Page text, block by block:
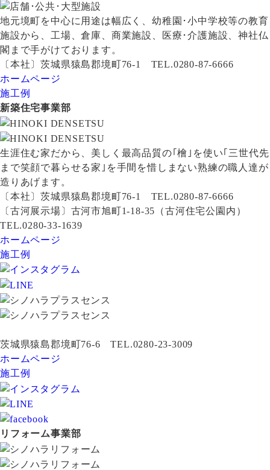
地元境町を中心に用途は幅広く、幼稚園･小中学校等の教育
施設から、工場、倉庫、商業施設、医療･介護施設、神社仏
閣まで手がけております。
〔本社〕茨城県猿島郡境町76-1 TEL.0280-87-6666
ホームページ
施工例
新築住宅事業部
生涯住む家だから、美しく最高品質の｢檜｣を使い｢三世代先
まで笑顔で暮らせる家｣を手間を惜しまない熟練の職人達が
造りあげます。
〔本社〕茨城県猿島郡境町76-1 TEL.0280-87-6666
〔古河展示場〕古河市旭町1-18-35（古河住宅公園内）
TEL.0280-33-1639
ホームページ
施工例
茨城県猿島郡境町76-6 TEL.0280-23-3009
ホームページ
施工例
リフォーム事業部